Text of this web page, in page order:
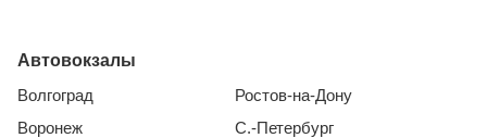
Автовокзалы
Волгоград
Воронеж
Ростов-на-Дону
С.-Петербург